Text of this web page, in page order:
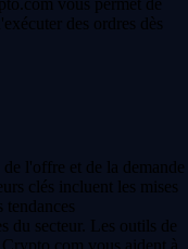
ou tradez plus de 400
Crypto.com. Rejoignez
crypto sur chaque
applicables.